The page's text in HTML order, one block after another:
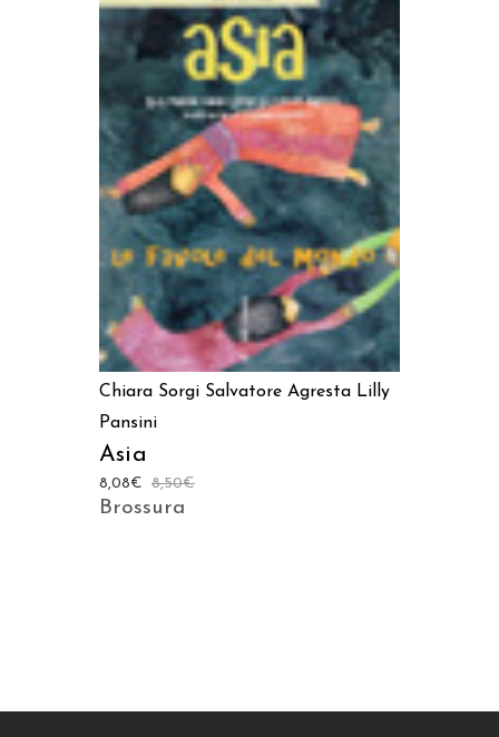
AGGIUNGI AL CARRELLO
Chiara Sorgi Salvatore Agresta Lilly
Pansini
Asia
8,50€
8,08€
Brossura